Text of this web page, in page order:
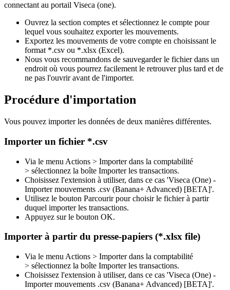
connectant au portail Viseca (one).
Ouvrez la section comptes et sélectionnez le compte pour
lequel vous souhaitez exporter les mouvements.
Exportez les mouvements de votre compte en choisissant le
format *.csv ou *.xlsx (Excel).
Nous vous recommandons de sauvegarder le fichier dans un
endroit où vous pourrez facilement le retrouver plus tard et de
ne pas l'ouvrir avant de l'importer.
Procédure d'importation
Vous pouvez importer les données de deux manières différentes.
Importer un fichier *.csv
Via le menu Actions > Importer dans la comptabilité
> sélectionnez la boîte Importer les transactions.
Choisissez l'extension à utiliser, dans ce cas 'Viseca (One) -
Importer mouvements .csv (Banana+ Advanced) [BETA]'.
Utilisez le bouton Parcourir pour choisir le fichier à partir
duquel importer les transactions.
Appuyez sur le bouton OK.
Importer à partir du presse-papiers (*.xlsx file)
Via le menu Actions > Importer dans la comptabilité
> sélectionnez la boîte Importer les transactions.
Choisissez l'extension à utiliser, dans ce cas 'Viseca (One) -
Importer mouvements .csv (Banana+ Advanced) [BETA]'.